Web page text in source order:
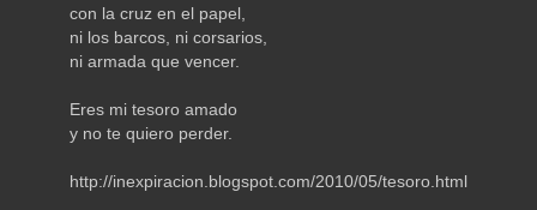
con la cruz en el papel,
ni los barcos, ni corsarios,
ni armada que vencer.
Eres mi tesoro amado
y no te quiero perder.
http://inexpiracion.blogspot.com/2010/05/tesoro.html